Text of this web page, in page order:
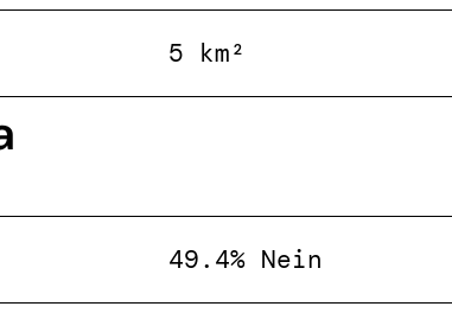
5 km²
49.4% Nein